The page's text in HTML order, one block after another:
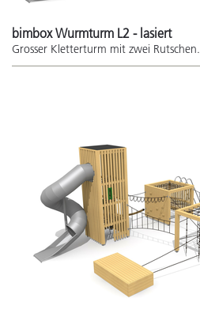
bimbox Wurmturm L2 - lasiert
Grosser Kletterturm mit zwei Rutschen.